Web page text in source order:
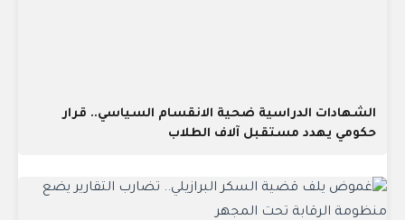
الشهادات الدراسية ضحية الانقسام السياسي.. قرار
حكومي يهدد مستقبل آلاف الطلاب